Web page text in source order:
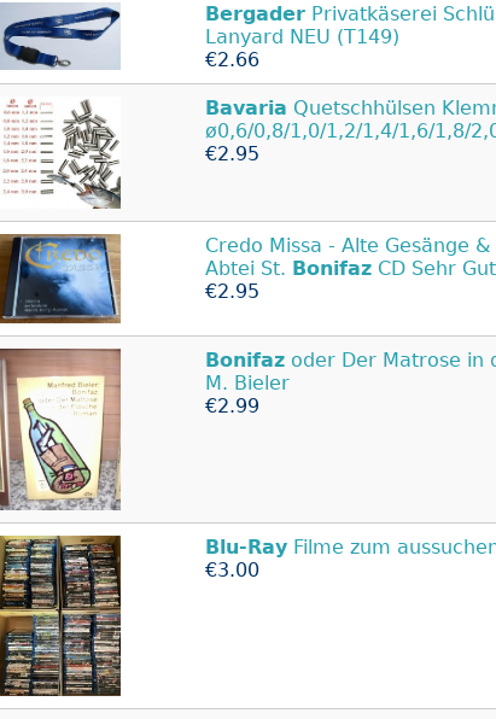
Bergader Privatkäserei
Lanyard NEU (T149)
€2.66
Bavaria Quetschhülsen
ø0,6/0,8/1,0/1,2/1,4/1,6/1,8/
€2.95
Credo Missa - Alte Gesänge
Abtei St. Bonifaz CD Sehr Gut
€2.95
Bonifaz oder Der Matrose in
M. Bieler
€2.99
Blu-Ray Filme zum
€3.00